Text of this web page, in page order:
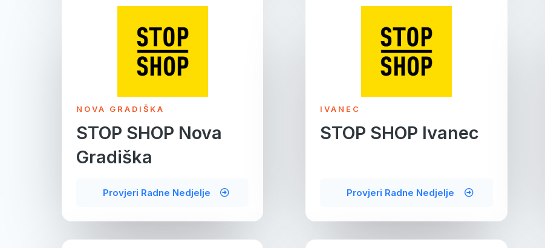
NOVA GRADIŠKA
STOP SHOP Nova
Gradiška
Provjeri Radne Nedjelje
IVANEC
STOP SHOP Ivanec
Provjeri Radne Nedjelje